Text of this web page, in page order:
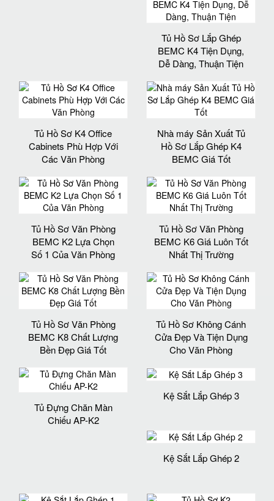
Tủ Hồ Sơ Lắp Ghép
BEMC K4 Tiện Dụng,
Dễ Dàng, Thuận Tiện
Tủ Hồ Sơ K4 Office
Cabinets Phù Hợp Với
Các Văn Phòng
Nhà máy Sản Xuất Tủ
Hồ Sơ Lắp Ghép K4
BEMC Giá Tốt
Tủ Hồ Sơ Văn Phòng
BEMC K2 Lựa Chọn
Số 1 Của Văn Phòng
Tủ Hồ Sơ Văn Phòng
BEMC K6 Giá Luôn Tốt
Nhất Thị Trường
Tủ Hồ Sơ Văn Phòng
BEMC K8 Chất Lượng
Bền Đẹp Giá Tốt
Tủ Hồ Sơ Không Cánh
Cửa Đẹp Và Tiện Dụng
Cho Văn Phòng
Tủ Đựng Chăn Màn
Chiếu AP-K2
Kệ Sắt Lắp Ghép 3
Kệ Sắt Lắp Ghép 2